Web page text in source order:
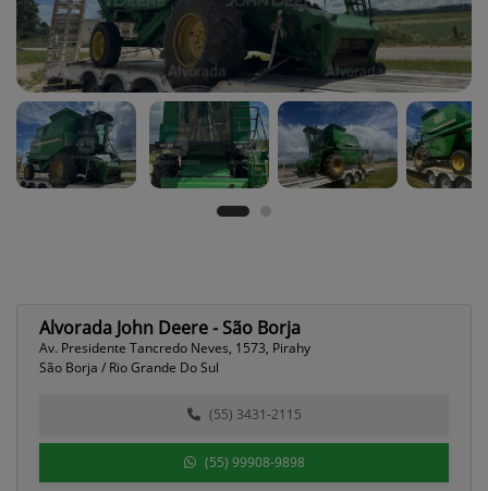
Alvorada John Deere - São Borja
Av. Presidente Tancredo Neves, 1573, Pirahy
São Borja / Rio Grande Do Sul
(55) 3431-2115
(55) 99908-9898